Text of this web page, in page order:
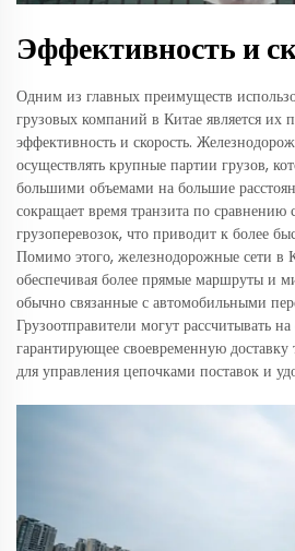
Эффективность и
Одним из главных преимуществ
грузовых компаний в Китае является их
эффективность и скорость.
осуществлять крупные партии грузов,
большими объемами на большие
сокращает время транзита по
грузоперевозок, что приводит к более
Помимо этого, железнодорожные сети в
обеспечивая более прямые маршруты и
обычно связанные с автомобильными
Грузоотправители могут рассчитывать
гарантирующее своевременную
для управления цепочками поставок и